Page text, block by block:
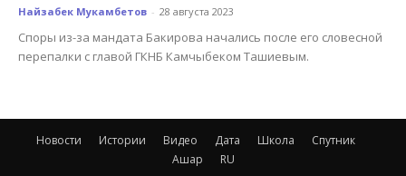
Найзабек Мукамбетов - 28 августа 2023
Споры из-за мандата Бакирова начались после его словесной
перепалки с главой ГКНБ Камчыбеком Ташиевым.
Новости Истории Видео Дата Школа
Спутник
Ашар
RU